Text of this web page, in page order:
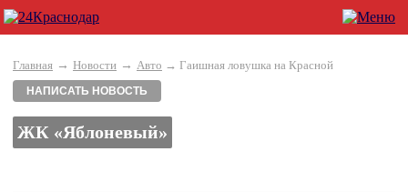
Главная → Новости → Авто → Гаишная ловушка на Красной
НАПИСАТЬ НОВОСТЬ
ЖК «Яблоневый»